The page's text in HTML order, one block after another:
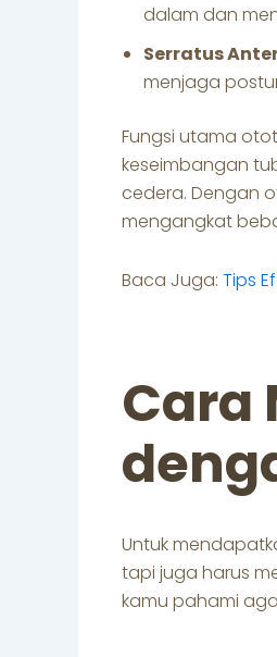
dalam dan
Serratus
menjaga
Fungsi utama
keseimbangan
cedera. Dengan
mengangkat
Baca Juga: Tips
Cara
Untuk
tapi juga harus
kamu pahami